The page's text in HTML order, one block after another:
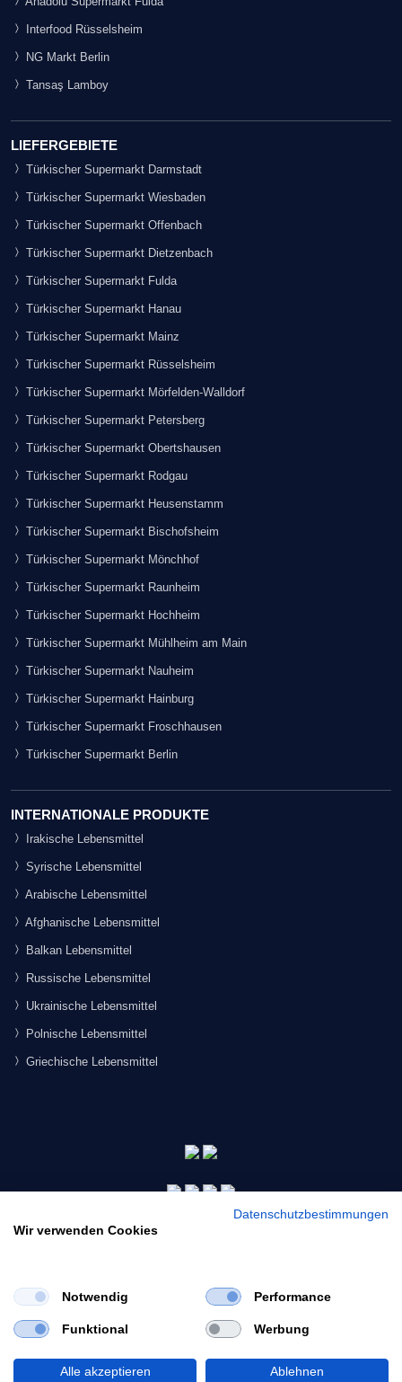
Would you like to view our site in English?
Switch to English
Interfood Rüsselsheim
NG Markt Berlin
Tansaş Lamboy
LIEFERGEBIETE
Türkischer Supermarkt Darmstadt
Türkischer Supermarkt Wiesbaden
Türkischer Supermarkt Offenbach
Türkischer Supermarkt Dietzenbach
Türkischer Supermarkt Fulda
Türkischer Supermarkt Hanau
Türkischer Supermarkt Mainz
Türkischer Supermarkt Rüsselsheim
Türkischer Supermarkt Mörfelden-Walldorf
Türkischer Supermarkt Petersberg
Türkischer Supermarkt Obertshausen
Türkischer Supermarkt Rodgau
Türkischer Supermarkt Heusenstamm
Türkischer Supermarkt Bischofsheim
Türkischer Supermarkt Mönchhof
Türkischer Supermarkt Raunheim
Türkischer Supermarkt Hochheim
Türkischer Supermarkt Mühlheim am Main
Türkischer Supermarkt Nauheim
Türkischer Supermarkt Hainburg
Türkischer Supermarkt Froschhausen
Türkischer Supermarkt Berlin
INTERNATIONALE PRODUKTE
Irakische Lebensmittel
Syrische Lebensmittel
Arabische Lebensmittel
Afghanische Lebensmittel
Balkan Lebensmittel
Russische Lebensmittel
Ukrainische Lebensmittel
Polnische Lebensmittel
Griechische Lebensmittel
© 2026 Morgenmarkt.de GmbH. Alle Rechte vorbehalten.
Datenschutzbestimmungen
Wir verwenden Cookies
Notwendig Performance
Funktional Werbung
Alle akzeptieren Ablehnen